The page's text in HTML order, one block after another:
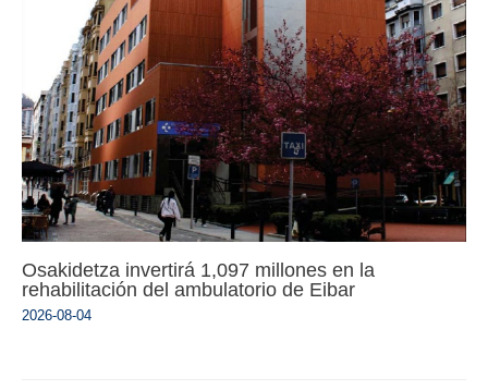
Osakidetza invertirá 1,097 millones en la
rehabilitación del ambulatorio de Eibar
2026-08-04